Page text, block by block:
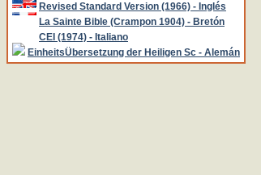
Revised Standard Version (1966) - Inglés
La Sainte Bible (Crampon 1904) - Bretón
CEI (1974) - Italiano
EinheitsÜbersetzung der Heiligen Sc - Alemán